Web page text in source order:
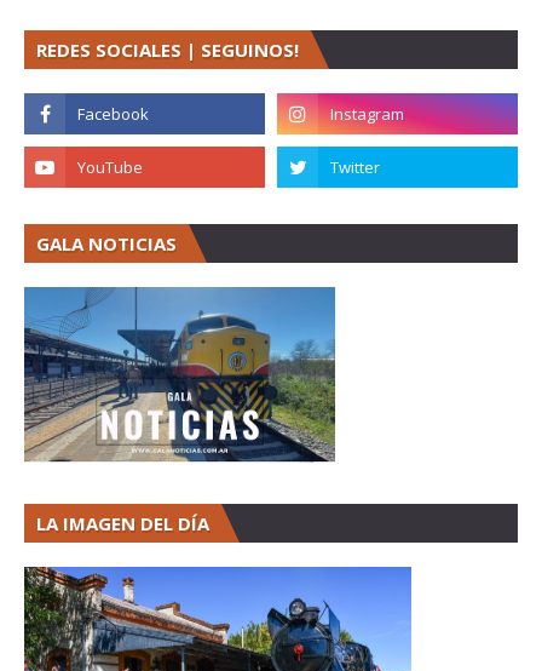
REDES SOCIALES | SEGUINOS!
GALA NOTICIAS
LA IMAGEN DEL DÍA